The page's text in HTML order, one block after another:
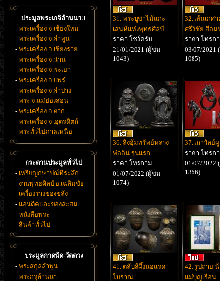
ประมูลพระเกจิล้านนา 3
- พระเครื่อง จ.เชียงใหม่
- พระเครื่อง จ.ลำพูน
- พระเครื่อง จ.เชียงราย
- พระเครื่อง จ.น่าน
- พระเครื่อง จ.พะเยา
- พระเครื่อง จ.แพร่
- พระเครื่อง จ.ลำปาง
- พระ จ.แม่ฮ่องสอน
- พระเครื่อง จ.ตาก
- พระเครื่อง จ .อุตรดิตถ์
- พระทั่วไปภาคเหนือ
กระดานประมูลทั่วไป
- เหรียญกษาปณ์ที่ระลึก
- งานพุทธศิลป์ อ.เฉลิมชัย
- เครื่องรางของขลัง
- แอนติคและของสะสม
- หนังสือพระ
- สินค้าทั่วไป
ประมูลกาดนัด-วัดดวง
- พระสกุลลำพูน
- พระกรุล้านนา
31. พระบูชาไม้แกะ
เสน่ห์แห่งพุทธศิลป์
ราคา โชว์ครับ
21/01/2021 (ผู้ชม
1043)
32. เส้นเกศ
ศรีวิชัย สีอม
ราคา โทรถ
03/07/2021
1085)
36. ลิงอุ้มทรัพย์หลวง
พ่ออิน รุ่นแรก
ราคา โทรถาม
01/07/2022 (ผู้ชม
1074)
37. เถาวัลย์
ราคา โทรถ
01/07/2022
1356)
41. ตลับสีผึ้งนอแรด
โบราณ
42. รูปถ่าย
แม่บุญเรือน